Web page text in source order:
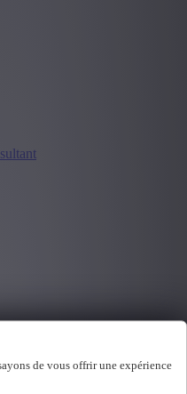
de vous offrir une expérience